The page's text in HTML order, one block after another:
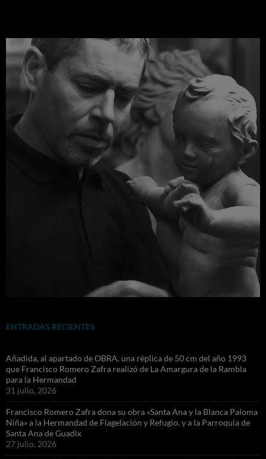
ENTRADAS RECIENTES
Añadida, al apartado de OBRA, una réplica de 50 cm del año 1993
que Francisco Romero Zafra realizó de La Amargura de la Rambla
para la Hermandad
31 julio, 2026
Francisco Romero Zafra dona su obra «Santa Ana y la Blanca Paloma
Niña» a la Hermandad de Flagelación y Refugio, y a la Parroquia de
Santa Ana de Guadix
27 julio, 2026